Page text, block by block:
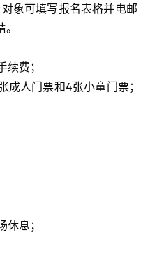
象可填写报名表格并电邮
。
费；
成人门票和4张小童门票；
休息；